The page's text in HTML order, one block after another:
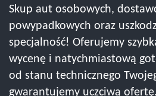
Skup aut osobowych,
powypadkowych oraz
specjalność! Oferujemy
wycenę i natychmiastową
od stanu technicznego
gwarantujemy uczciwą